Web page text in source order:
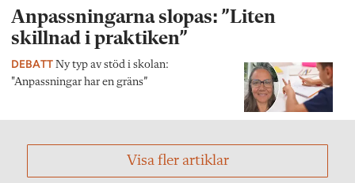
Anpassningarna slopas: ”Liten
skillnad i praktiken”
DEBATT Ny typ av stöd i skolan:
"Anpassningar har en gräns”
Visa fler artiklar